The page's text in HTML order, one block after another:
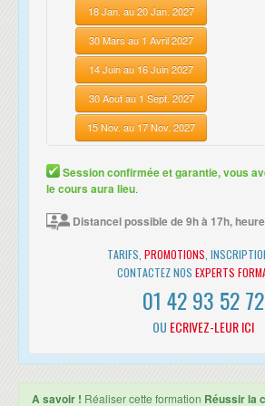
(Business Motivational Model)
Vision du business, Mission, buts, objectifs
Moyens, directives, stratégie, tactique, …
Aspects du Business Modeling
BUSINESS PROCESS : CONCEPTS DE
Les fondamentaux du modèle de notation
Les bases du BPMN
Eléments d'un diagramme BPMN
Activités et décomposition
Grouper les éléments d'un modèle
Différence entre des flux séquentiels et
BUSINESS PROCESS : MODÉLISATION
Etude de diagrammes BPMN
Fonctions logiques: OR, AND, XOR
Evénements début, fin et timer
Evénements intermédiaires
formation.
• Cette formation est organisée pour un
18 Jan. au 20 Jan. 2027
30 Mars au 1 Avril 2027
14 Juin au 16 Juin 2027
30 Aout au 1 Sept. 2027
15 Nov. au 17 Nov. 2027
Session confirmée et garantie, vous
le cours aura lieu.
Distancel possible de 9h à 17h,
TARIFS, PROMOTIONS ,
CONTACTEZ NOS EXPERTS
01 42 93 52 72
OU ECRIVEZ-LEUR ICI
A savoir ! Réaliser cette formation Réussir la